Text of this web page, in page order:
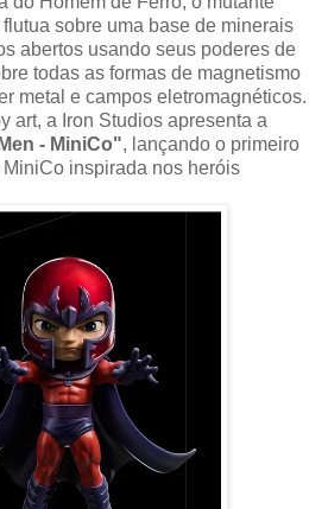
sobre uma base de minerais
abertos usando seus poderes de
todas as formas de magnetismo
metal e campos eletromagnéticos.
art, a Iron Studios apresenta a
- MiniCo", lançando o primeiro
inspirada nos heróis